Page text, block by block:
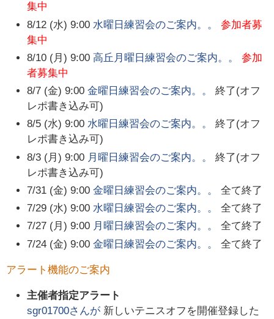
集中
8/12 (水) 9:00 水曜日練習会のご案内。。
参加者募
集中
8/10 (月) 9:00 高丘月曜日練習会のご案内。。
参加
者募集中
8/7 (金) 9:00 金曜日練習会のご案内。。
終了(オフ
レポ書き込み可)
8/5 (水) 9:00 水曜日練習会のご案内。。
終了(オフ
レポ書き込み可)
8/3 (月) 9:00 月曜日練習会のご案内。。
終了(オフ
レポ書き込み可)
7/31 (金) 9:00 金曜日練習会のご案内。。
全て終了
7/29 (水) 9:00 水曜日練習会のご案内。。
全て終了
7/27 (月) 9:00 月曜日練習会のご案内。。
全て終了
7/24 (金) 9:00 金曜日練習会のご案内。。 全て終了
アラート機能のご案内
主催者指定アラート
sgr01700さんが 新しいテニスオフを開催登録した